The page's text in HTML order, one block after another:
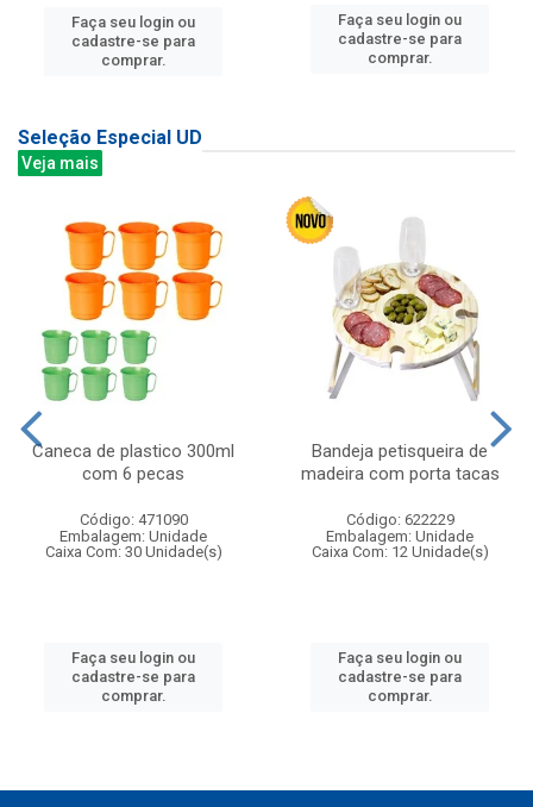
Faça seu login ou
cadastre-se para
comprar.
Faça seu login ou
cadastre-se para
comprar.
Seleção Especial UD
Veja mais
Caneca de plastico 300ml
com 6 pecas
Código: 471090
Embalagem: Unidade
Caixa Com: 30 Unidade(s)
Faça seu login ou
cadastre-se para
comprar.
Bandeja petisqueira de
madeira com porta tacas
Código: 622229
Embalagem: Unidade
Caixa Com: 12 Unidade(s)
Faça seu login ou
cadastre-se para
comprar.